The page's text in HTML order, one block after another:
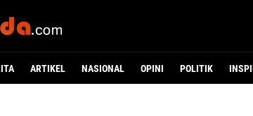
ARTIKEL NASIONAL OPINI POLITIK